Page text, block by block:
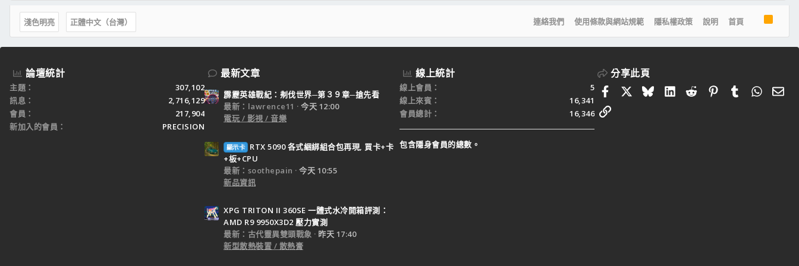
淺色明亮 正體中文（台灣） 連絡我們 使用條款與網站規範 隱私權政策 說明 首頁
R
S
論壇統計
主題
307,102
訊息
2,716,129
會員
217,904
新加入的會員
PRECISION
最新文章
霹靂英雄戰紀：刜伐世界─第３９章─搶先看
最新：lawrence11
今天 12:00
電玩 / 影視 / 音樂
顯示卡
RTX 5090 各式綑綁組合包再現, 買卡+卡
+板+CPU
最新：soothepain
今天 10:55
新品資訊
XPG TRITON II 360SE 一體式水冷開箱評測：
AMD R9 9950X3D2 壓力實測
最新：古代靈異雙頭戰象
昨天 17:40
新型散熱裝置 / 散熱膏
線上統計
線上會員
5
線上來賓
16,341
會員總計
16,346
包含隱身會員的總數。
分享此頁
FacebookBlueskyLinkedIn
RedditPinterestTumblr 電
連結